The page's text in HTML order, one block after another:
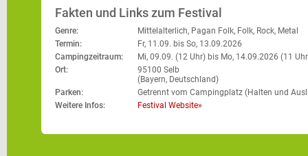
Fakten und Links zum Festival
Genre:
Mittelalterlich, Pagan Folk, Folk, Rock, Metal
Termin:
Fr, 11.09. bis So, 13.09.2026
Campingzeitraum:
Mi, 09.09. (12 Uhr) bis Mo, 14.09.2026 (11
Ort:
95100 Selb
(Bayern, Deutschland)
Parken:
Getrennt vom Campingplatz (Halten und
Weitere Infos:
Festival Website